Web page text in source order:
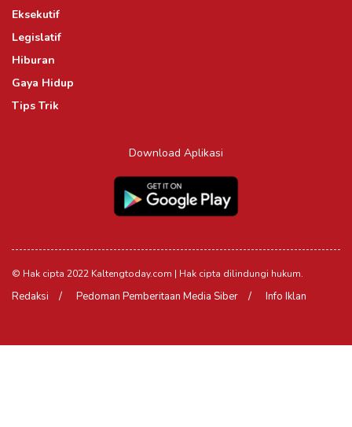
Eksekutif
Legislatif
Hiburan
Gaya Hidup
Tips Trik
Download Aplikasi
© Hak cipta 2022 Kaltengtoday.com | Hak cipta dilindungi hukum.
Redaksi Pedoman Pemberitaan Media Siber Info Iklan